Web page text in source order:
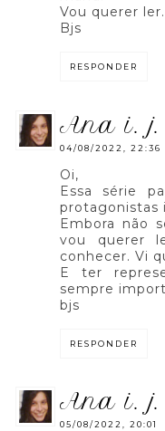
Vou querer ler.
Bjs
RESPONDER
ana i.
04/08/2022, 22:36
Oi,
Essa série
protagonistas
Embora não
vou querer
conhecer. Vi
E ter
sempre
bjs
RESPONDER
ana i.
05/08/2022, 20:01